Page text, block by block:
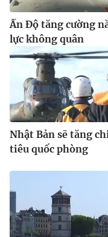
Ấn Độ tăng cường
lực không quân
Nhật Bản sẽ tăng chi
tiêu quốc phòng